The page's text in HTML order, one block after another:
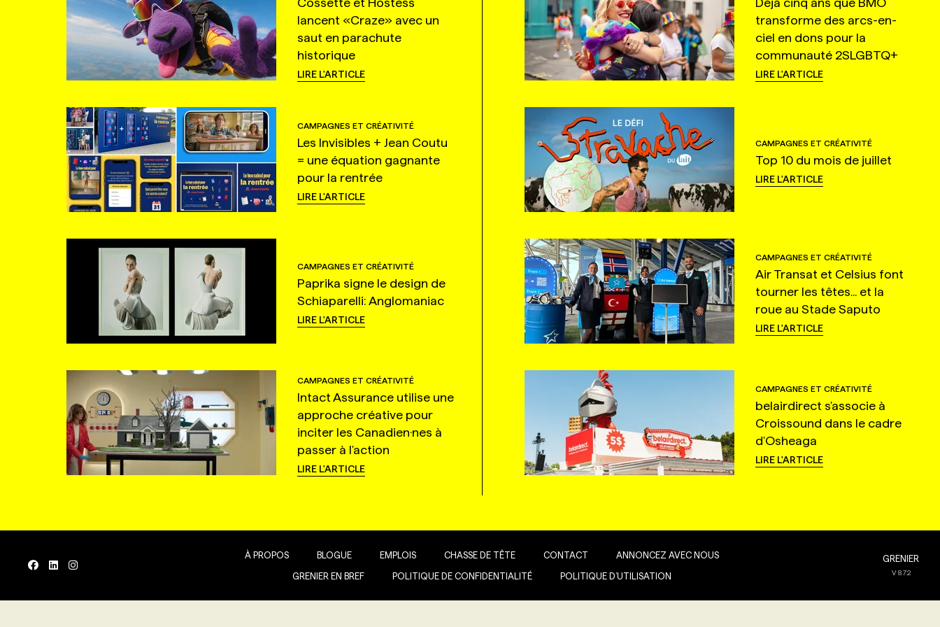
lancent «Craze» avec un
saut en parachute
historique
LIRE L'ARTICLE
transforme des arcs-en-
ciel en dons pour la
communauté 2SLGBTQ+
LIRE L'ARTICLE
CAMPAGNES ET CRÉATIVITÉ
Les Invisibles + Jean Coutu
= une équation gagnante
pour la rentrée
LIRE L'ARTICLE
CAMPAGNES ET CRÉATIVITÉ
Top 10 du mois de juillet
LIRE L'ARTICLE
CAMPAGNES ET CRÉATIVITÉ
Paprika signe le design de
Schiaparelli: Anglomaniac
LIRE L'ARTICLE
CAMPAGNES ET CRÉATIVITÉ
Air Transat et Celsius font
tourner les têtes... et la
roue au Stade Saputo
LIRE L'ARTICLE
CAMPAGNES ET CRÉATIVITÉ
Intact Assurance utilise une
approche créative pour
inciter les Canadien·nes à
passer à l'action
LIRE L'ARTICLE
CAMPAGNES ET CRÉATIVITÉ
belairdirect s'associe à
Croissound dans le cadre
d'Osheaga
LIRE L'ARTICLE
À PROPOS BLOGUE EMPLOIS CHASSE DE TÊTE CONTACT ANNONCEZ AVEC NOUS
GRENIER EN BREF POLITIQUE DE CONFIDENTIALITÉ POLITIQUE D’UTILISATION
GRENIER
V8.7.2